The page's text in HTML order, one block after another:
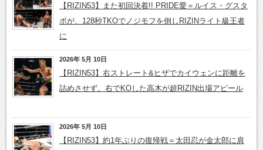
【RIZIN53】また初回決着!! PRIDE愛＝ルイス・グスタ
ボが、128秒TKOでノジモフを倒しRIZINライト級王者
に
2026年 5月 10日
【RIZIN53】右ストレート&ヒザでカイウェンに距離を
詰めさせず。右でKOした高木が超RIZIN出場アピール
2026年 5月 10日
【RIZIN53】約1年ぶりの復帰戦＝太田忍が金太郎に肩